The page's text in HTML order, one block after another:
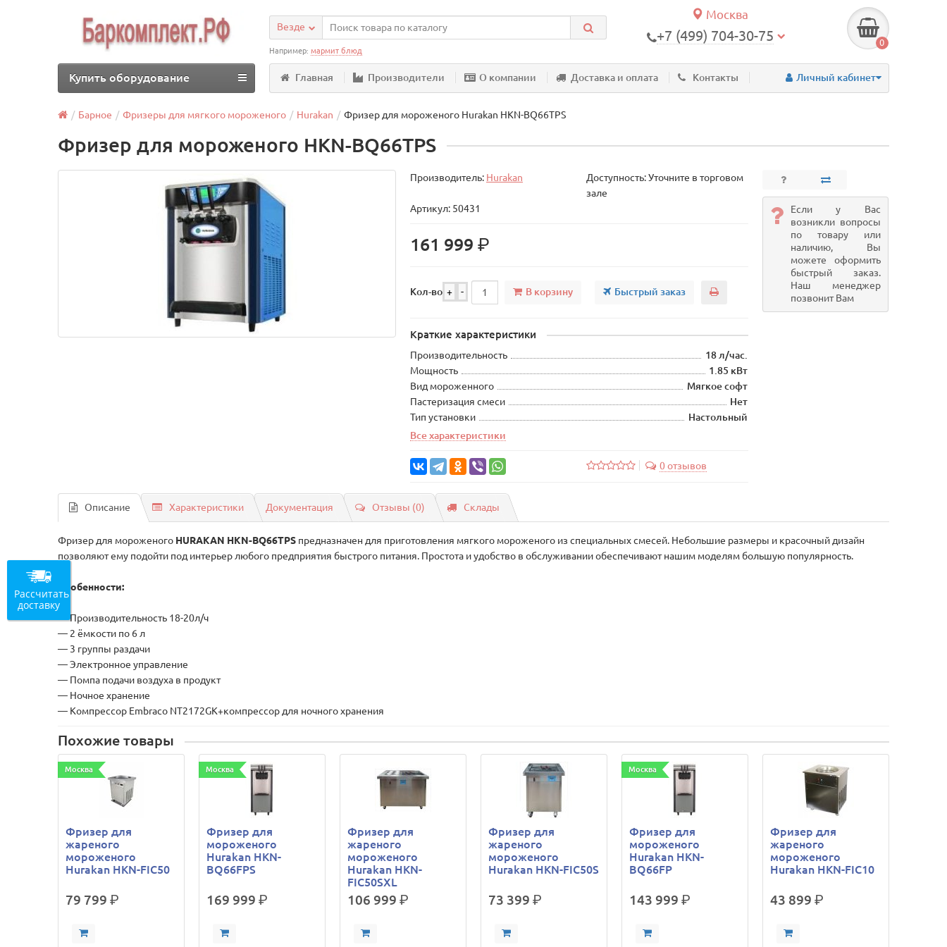
Москва
+7 (499) 704-30-75 0
Везде
Например:мармит блюд
Главная Производители О компании Доставка и оплата Контакты Личный кабинет
Купить оборудование
Барное Фризеры для мягкого мороженого Hurakan Фризер для мороженого Hurakan HKN-BQ66TPS
Фризер для мороженого HKN-BQ66TPS
Производитель: Hurakan
Доступность: Уточните в торговом
зале
Артикул: 50431
161 999р.
Кол-во + - В корзину Быстрый заказ
Краткие характеристики
Производительность
18 л/час.
Мощность
1.85 кВт
Вид мороженного
Мягкое софт
Пастеризация смеси
Нет
Тип установки
Настольный
Все характеристики
0 отзывов
Если у Вас
возникли вопросы
по товару или
наличию, Вы
можете оформить
быстрый заказ.
Наш менеджер
позвонит Вам
Описание Характеристики Документация Отзывы (0) Склады
Фризер для мороженого HURAKAN HKN-BQ66TPS предназначен для приготовления мягкого мороженого из специальных смесей. Небольшие размеры и красочный дизайн
позволяют ему подойти под интерьер любого предприятия быстрого питания. Простота и удобство в обслуживании обеспечивают нашим моделям большую популярность.
Особенности:
— Производительность 18-20л/ч
— 2 ёмкости по 6 л
— 3 группы раздачи
— Электронное управление
— Помпа подачи воздуха в продукт
— Ночное хранение
— Компрессор Embraco NT2172GK+компрессор для ночного хранения
Похожие товары
Москва
Фризер для
жареного
мороженого
Hurakan HKN-FIC50
79 799р.
Москва
Фризер для
мороженого
Hurakan HKN-
BQ66FPS
169 999р.
Фризер для
жареного
мороженого
Hurakan HKN-
FIC50SXL
106 999р.
Фризер для
жареного
мороженого
Hurakan HKN-FIC50S
73 399р.
Москва
Фризер для
мороженого
Hurakan HKN-
BQ66FP
143 999р.
Фризер для
жареного
мороженого
Hurakan HKN-FIC10
43 899р.
Рассчитать
доставку